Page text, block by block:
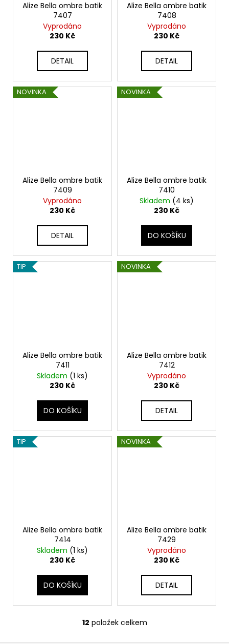
Alize Bella ombre batik
7407
Vyprodáno
230 Kč
DETAIL
Alize Bella ombre batik
7408
Vyprodáno
230 Kč
DETAIL
NOVINKA
Alize Bella ombre batik
7409
Vyprodáno
230 Kč
DETAIL
NOVINKA
Alize Bella ombre batik
7410
Skladem (4 ks)
230 Kč
DO KOŠÍKU
TIP
Alize Bella ombre batik
7411
Skladem (1 ks)
230 Kč
DO KOŠÍKU
NOVINKA
Alize Bella ombre batik
7412
Vyprodáno
230 Kč
DETAIL
TIP
Alize Bella ombre batik
7414
Skladem (1 ks)
230 Kč
DO KOŠÍKU
NOVINKA
Alize Bella ombre batik
7429
Vyprodáno
230 Kč
DETAIL
O
v
12 položek celkem